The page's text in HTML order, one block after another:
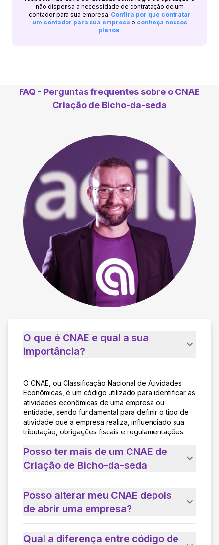
não dispensa a necessidade de contratação de um
contador para sua empresa. Confira por que contratar
um contador para sua empresa e conheça nossos
planos.
FAQ - Perguntas frequentes sobre o CNAE
Criação de Bicho-da-seda
O que é CNAE e qual a sua
importância?
O CNAE, ou Classificação Nacional de Atividades
Econômicas, é um código utilizado para identificar as
atividades econômicas de uma empresa ou
entidade, sendo fundamental para definir o tipo de
atividade que a empresa realiza, influenciado sua
tributação, obrigações fiscais e regulamentações.
Posso ter mais de um CNAE de
Criação de Bicho-da-seda
Posso alterar meu CNAE depois
de abrir uma empresa?
Qual a diferença entre código de